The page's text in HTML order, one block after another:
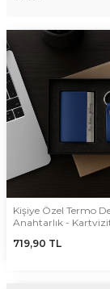
Fabrikasyon
bulunmaktadır.
Cüzdanlar kaliteli
durmaktadırlar.
Alabileceğiniz renk
Cüzdanın üzerine
mümkündür.
verebilirsiniz.
kısmına
özel cüzdanlar
Kişiye Özel Termo
Anahtarlık -
719,90 TL